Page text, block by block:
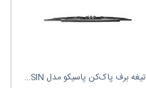
تیغه برف پاک‌کن پاسیکو مدل SIN